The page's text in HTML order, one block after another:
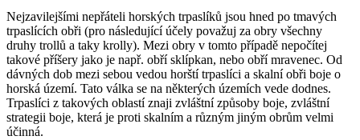
Nejzavilejšími nepřáteli horských trpaslíků jsou hned po tmavých
trpaslících obři (pro následující účely považuj za obry všechny
druhy trollů a taky krolly). Mezi obry v tomto případě nepočítej
takové příšery jako je např. obří sklípkan, nebo obří mravenec. Od
dávných dob mezi sebou vedou horští trpaslíci a skalní obři boje o
horská území. Tato válka se na některých územích vede dodnes.
Trpaslíci z takových oblastí znaji zvláštní způsoby boje, zvláštní
strategii boje, která je proti skalním a různým jiným obrům velmi
účinná.